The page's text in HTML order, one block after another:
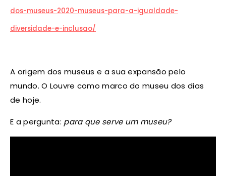
dos-museus-2020-museus-para-a-igualdade-
diversidade-e-inclusao/
A origem dos museus e a sua expansão pelo
mundo. O Louvre como marco do museu dos dias
de hoje.
E a pergunta: para que serve um museu?